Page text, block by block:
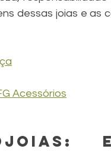
dessas joias e as
Acessórios